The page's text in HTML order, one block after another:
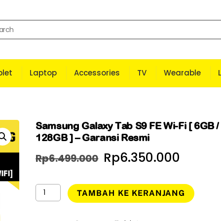
Laptop Accessories TV Wearable
Samsung Galaxy Tab S9 FE Wi-Fi [ 6GB /
128GB ] – Garansi Resmi
Rp6.499.000 Harga
adalah:
Rp6.350.000
ini
Kuantitas
Samsung TAMBAH KE KERANJANG